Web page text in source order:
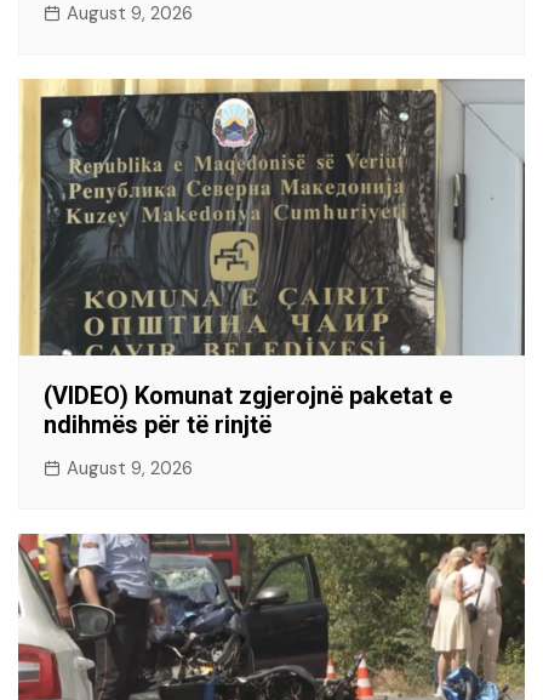
August 9, 2026
(VIDEO) Komunat zgjerojnë paketat e
ndihmës për të rinjtë
August 9, 2026